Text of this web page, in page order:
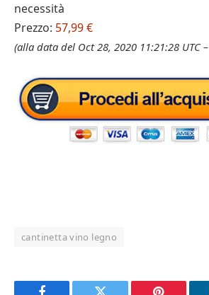
necessità
Prezzo: 57,99 €
(alla data del Oct 28, 2020 11:21:28 UTC –
cantinetta vino legno